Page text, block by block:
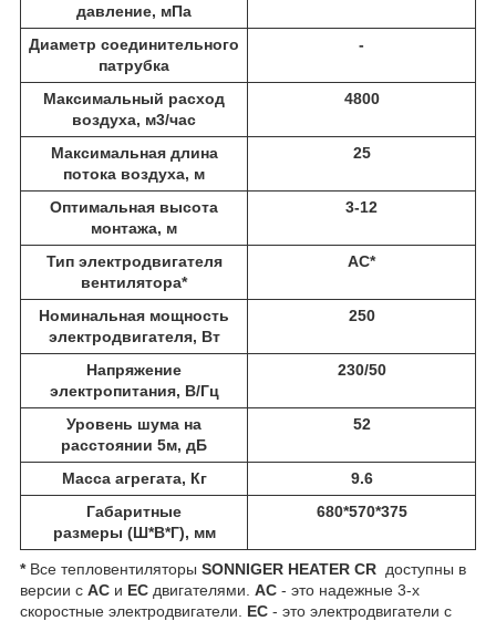
давление, мПа
Диаметр соединительного
патрубка
-
Максимальный расход
воздуха, м3/час
4800
Максимальная длина
потока воздуха, м
25
Оптимальная высота
монтажа, м
3-12
Тип электродвигателя
вентилятора*
АС*
Номинальная мощность
электродвигателя, Вт
250
Напряжение
электропитания, В/Гц
230/50
Уровень шума на
расстоянии 5м, дБ
52
Масса агрегата, Кг
9.6
Габаритные
размеры (Ш*В*Г), мм
680*570*375
*Все тепловентиляторы SONNIGER HEATER CR доступны в
версии с AC и EC двигателями. ​ AC - это надежные 3-х
скоростные электродвигатели. ЕС - это электродвигатели с